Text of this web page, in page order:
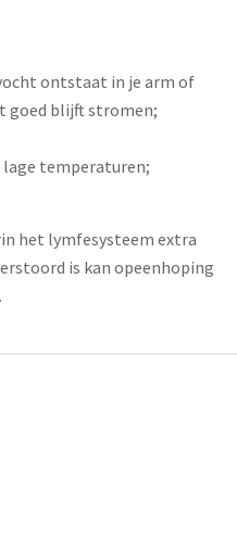
ontstaat in je arm of
goed blijft stromen;
lage temperaturen;
het lymfesysteem extra
is kan opeenhoping